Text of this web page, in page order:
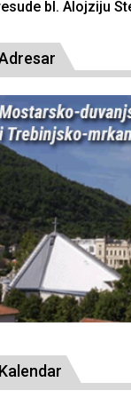
bl. Alojziju